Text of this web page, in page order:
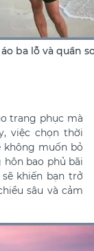
ba lỗ và quần
trang phục mà
việc chọn thời
không muốn bỏ
hôn bao phủ bãi
khiến bạn trở
sâu và cảm